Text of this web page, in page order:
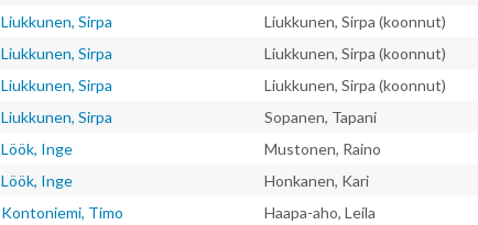
Liukkunen, Sirpa Liukkunen, Sirpa (koonnut)
Liukkunen, Sirpa Liukkunen, Sirpa (koonnut)
Liukkunen, Sirpa Liukkunen, Sirpa (koonnut)
Liukkunen, Sirpa Sopanen, Tapani
Löök, Inge Mustonen, Raino
Löök, Inge Honkanen, Kari
Kontoniemi, Timo Haapa-aho, Leila